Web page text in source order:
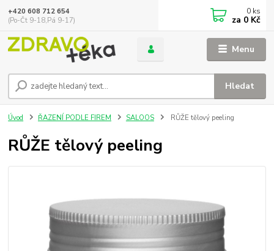
Menu
Hledat
+420 608 712 654
(Po-Čt 9-18,Pá 9-17)
0 ks
za 0 Kč
Úvod ŘAZENÍ PODLE FIREM SALOOS RŮŽE tělový peeling
RŮŽE tělový peeling